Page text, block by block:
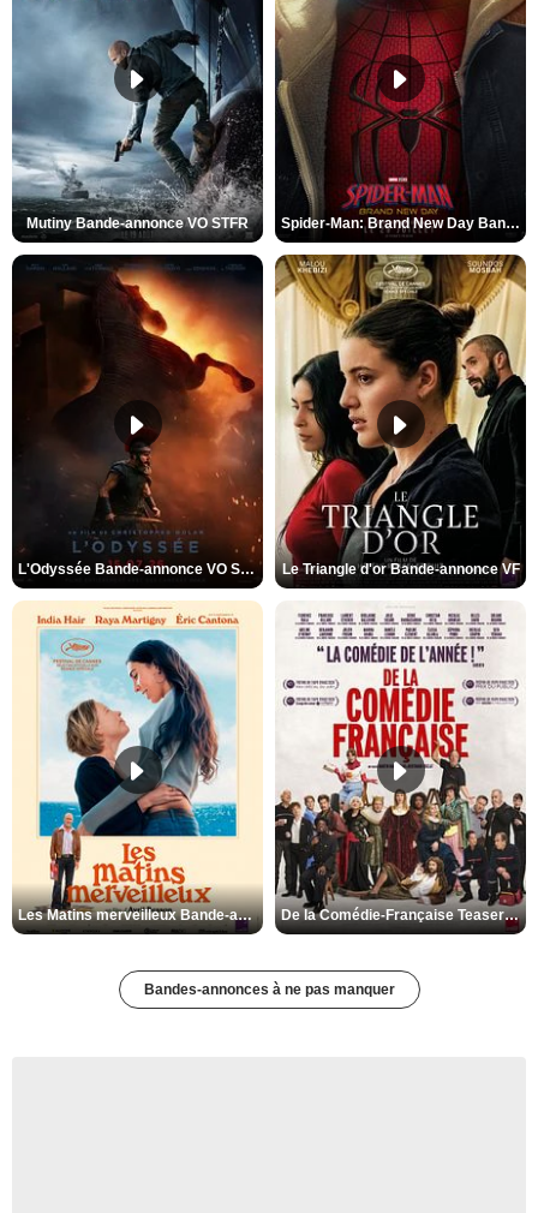
Mutiny Bande-annonce VO STFR Spider-Man: Brand New Day Bande-annonce VO STFR
L'Odyssée Bande-annonce VO STFR Le Triangle d'or Bande-annonce VF
Les Matins merveilleux Bande-annonce VF De la Comédie-Française Teaser VF
Bandes-annonces à ne pas manquer